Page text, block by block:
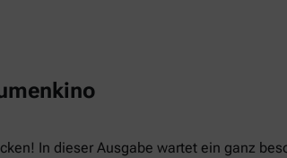
In dieser Ausgabe wartet ein ganz